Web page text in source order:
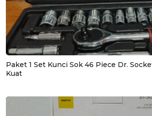
Paket 1 Set Kunci Sok 46 Piece Dr.
Kuat